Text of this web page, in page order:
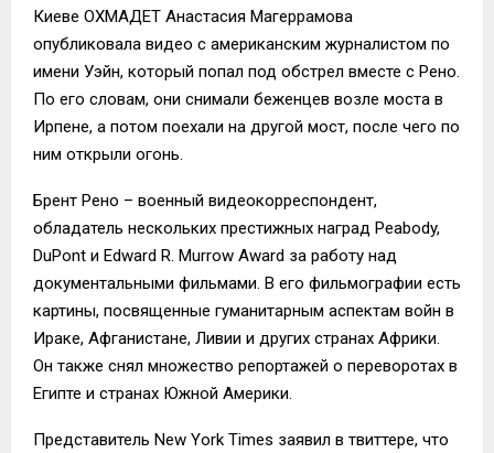
Киеве ОХМАДЕТ Анастасия Магеррамова
опубликовала видео с американским журналистом по
имени Уэйн, который попал под обстрел вместе с Рено.
По его словам, они снимали беженцев возле моста в
Ирпене, а потом поехали на другой мост, после чего по
ним открыли огонь.
Брент Рено – военный видеокорреспондент,
обладатель нескольких престижных наград Peabody,
DuPont и Edward R. Murrow Award за работу над
документальными фильмами. В его фильмографии есть
картины, посвященные гуманитарным аспектам войн в
Ираке, Афганистане, Ливии и других странах Африки.
Он также снял множество репортажей о переворотах в
Египте и странах Южной Америки.
Представитель New York Times заявил в твиттере, что